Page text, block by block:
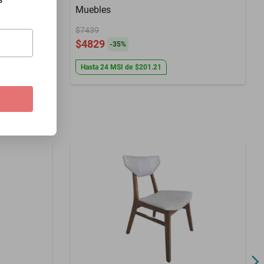
Muebles
$7439
$4829 -35%
Hasta 24 MSI de $201.21